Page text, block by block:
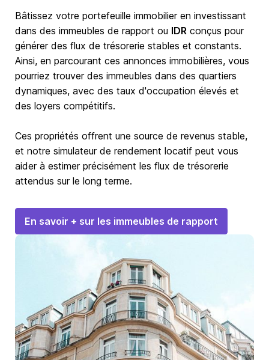
Bâtissez votre portefeuille immobilier en investissant
dans des immeubles de rapport ou IDR conçus pour
générer des flux de trésorerie stables et constants.
Ainsi, en parcourant ces annonces immobilières, vous
pourriez trouver des immeubles dans des quartiers
dynamiques, avec des taux d'occupation élevés et
des loyers compétitifs.
Ces propriétés offrent une source de revenus stable,
et notre simulateur de rendement locatif peut vous
aider à estimer précisément les flux de trésorerie
attendus sur le long terme.
En savoir + sur les immeubles de rapport